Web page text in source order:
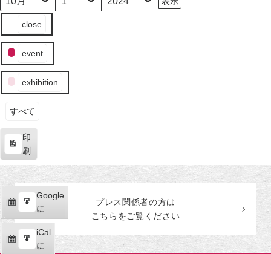
美
月
日
年
ン
ト
の
カ
close
event
exhibition
すべて
印
刷
示
Google
で
購
読
iCal
で
購
Google
に
エ
ク
ス
ポ
iCal
に
エ
プレス関係者の方は
こちらをご覧ください